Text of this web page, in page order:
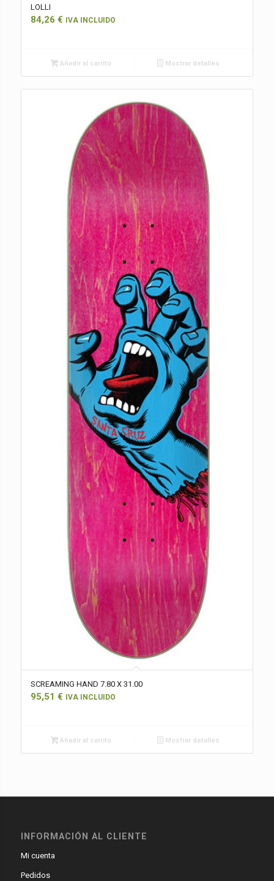
LOLLI
84,26 € IVA INCLUIDO
Añadir al carrito Mostrar detalles
SCREAMING HAND 7.80 X 31.00
95,51 € IVA INCLUIDO
Añadir al carrito Mostrar detalles
INFORMACIÓN AL CLIENTE
Mi cuenta
Pedidos